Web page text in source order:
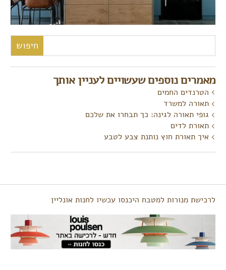
מאמרים נוספים שעשויים לעניין אותך
הטרנדים החמים
תאורה למשרד
גופי תאורה לגינה: כך תבחרו את שלכם
תאורת לדים
איך תאורת חוץ נותנת צבע לטבע
לרכישת מנורות למטבח היכנסו עכשיו לחנות אונליין